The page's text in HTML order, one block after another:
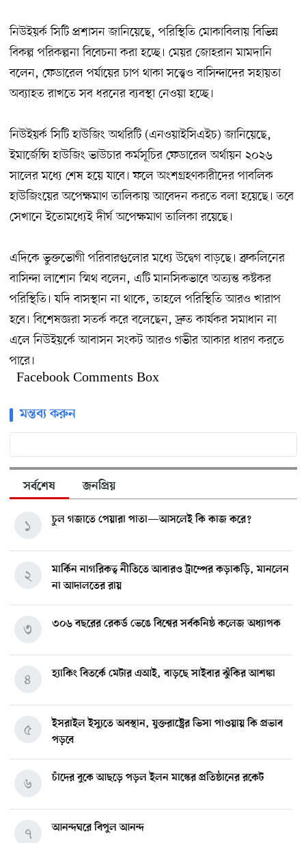
নিউইয়র্ক সিটি প্রশাসন জানিয়েছে, পরিস্থিতি মোকাবিলায় বিভিন্ন
বিকল্প পরিকল্পনা বিবেচনা করা হচ্ছে। মেয়র জোহরান মামদানি
বলেন, ফেডারেল পর্যায়ের চাপ থাকা সত্ত্বেও বাসিন্দাদের সহায়তা
অব্যাহত রাখতে সব ধরনের ব্যবস্থা নেওয়া হচ্ছে।
নিউইয়র্ক সিটি হাউজিং অথরিটি (এনওয়াইসিএইচ) জানিয়েছে,
ইমার্জেন্সি হাউজিং ভাউচার কর্মসূচির ফেডারেল অর্থায়ন ২০২৬
সালের মধ্যে শেষ হয়ে যাবে। ফলে অংশগ্রহণকারীদের পাবলিক
হাউজিংয়ের অপেক্ষমাণ তালিকায় আবেদন করতে বলা হয়েছে। তবে
সেখানে ইতোমধ্যেই দীর্ঘ অপেক্ষমাণ তালিকা রয়েছে।
এদিকে ভুক্তভোগী পরিবারগুলোর মধ্যে উদ্বেগ বাড়ছে। ব্রুকলিনের
বাসিন্দা লাশোন স্মিথ বলেন, এটি মানসিকভাবে অত্যন্ত কষ্টকর
পরিস্থিতি। যদি বাসস্থান না থাকে, তাহলে পরিস্থিতি আরও খারাপ
হবে। বিশেষজ্ঞরা সতর্ক করে বলেছেন, দ্রুত কার্যকর সমাধান না
এলে নিউইয়র্কে আবাসন সংকট আরও গভীর আকার ধারণ করতে
পারে।
Facebook Comments Box
মন্তব্য করুন
সর্বশেষ জনপ্রিয়
চুল গজাতে পেয়ারা পাতা—আসলেই কি কাজ করে?
১
মার্কিন নাগরিকত্ব নীতিতে আবারও ট্রাম্পের কড়াকড়ি, মানলেন
না আদালতের রায়
২
৩০৬ বছরের রেকর্ড ভেঙে বিশ্বের সর্বকনিষ্ঠ কলেজ অধ্যাপক
৩
হ্যাকিং বিতর্কে মেটার এআই, বাড়ছে সাইবার ঝুঁকির আশঙ্কা
৪
ইসরাইল ইস্যুতে অবস্থান, যুক্তরাষ্ট্রের ভিসা পাওয়ায় কি প্রভাব
পড়বে
৫
চাঁদের বুকে আছড়ে পড়ল ইলন মাস্কের প্রতিষ্ঠানের রকেট
৬
আনন্দঘরে বিপুল আনন্দ
৭